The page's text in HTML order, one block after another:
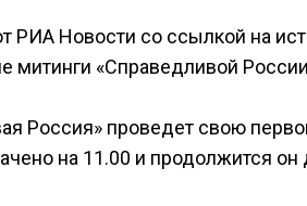
РИА Новости со ссылкой на
митинги «Справедливой
Россия» проведет свою
на 11.00 и продолжится он